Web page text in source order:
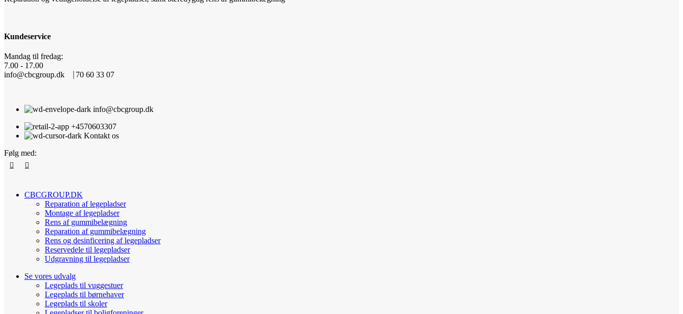
Kundeservice
Mandag til fredag:
7.00 - 17.00
info@cbcgroup.dk ⎹ 70 60 33 07
info@cbcgroup.dk
+4570603307
Kontakt os
Følg med:
CBCGROUP.DK
Reparation af legepladser
Montage af legepladser
Rens af gummibelægning
Reparation af gummibelægning
Rens og desinficering af legepladser
Reservedele til legepladser
Udgravning til legepladser
Se vores udvalg
Legeplads til vuggestuer
Legeplads til børnehaver
Legeplads til skoler